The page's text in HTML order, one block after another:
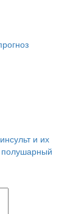
и их
полушарный